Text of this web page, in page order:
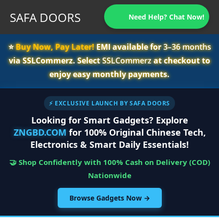
SAFA DOORS Need Help? Chat Now!
⭐️Buy Now, Pay Later!EMI available for3–36 months
via SSLCommerz. SelectSSLCommerzat checkout to
enjoy easy monthly payments.
⚡ EXCLUSIVE LAUNCH BY SAFA DOORS
Looking for Smart Gadgets? Explore
ZNGBD.COM for 100% Original Chinese Tech,
Electronics & Smart Daily Essentials!
🤝 Shop Confidently with 100% Cash on Delivery (COD)
Nationwide
Browse Gadgets Now →